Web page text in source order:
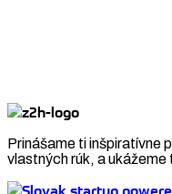
Prinášame ti inšpiratívne
vlastných rúk, a ukážeme